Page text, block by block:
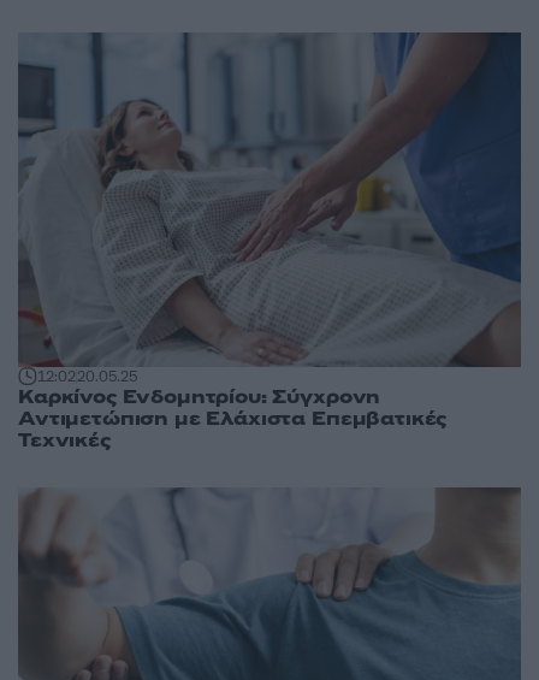
12:0220.05.25
Καρκίνος Ενδομητρίου: Σύγχρονη
Αντιμετώπιση με Ελάχιστα Επεμβατικές
Τεχνικές